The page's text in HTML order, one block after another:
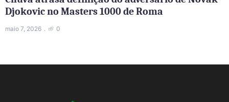
Djokovic no Masters 1000 de Roma
maio 7, 2026 0